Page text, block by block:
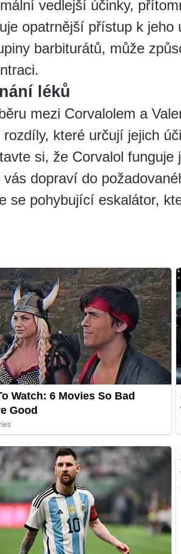
vedlejší účinky,
opatrnější přístup k
barbiturátů, může
léků
mezi Corvalolem a
rozdíly, které určují jejich
si, že Corvalol
vás dopraví do
se pohybující eskalátor,